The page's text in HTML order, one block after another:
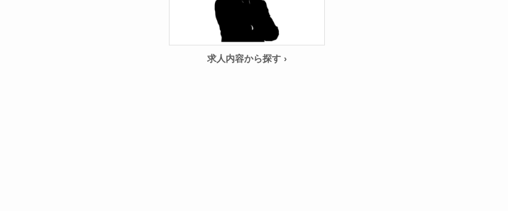
求人内容から探す ›